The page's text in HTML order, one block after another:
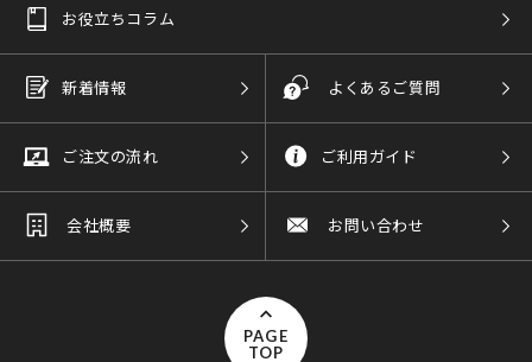
お役立ちコラム
新着情報 よくあるご質問
ご注文の流れ ご利用ガイド
会社概要 お問い合わせ
PAGE
TOP